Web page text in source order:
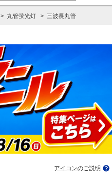
> 丸管蛍光灯 > 三波長丸管
アイコンのご説明